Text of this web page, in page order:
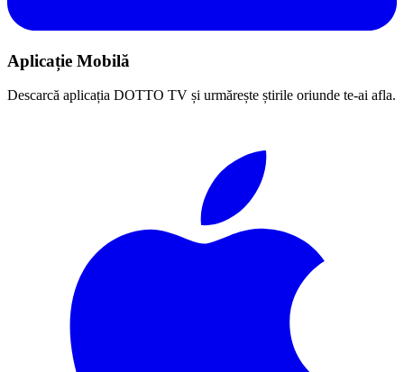
Aplicație Mobilă
Descarcă aplicația DOTTO TV și urmărește știrile oriunde te-ai afla.